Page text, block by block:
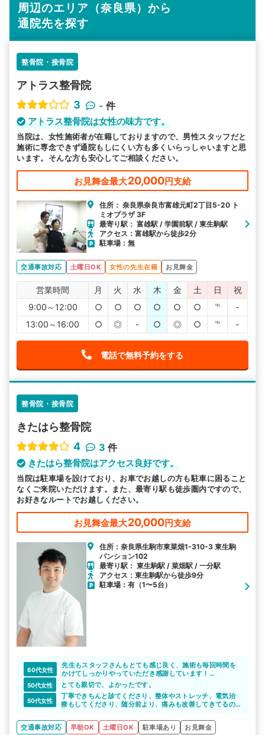
周辺のエリア（奈良県）から
通院先を探す
整骨院・接骨院
アトラス整骨院
3
- 件
アトラス整骨院は女性の味方です。
当院は、女性施術者が在籍しておりますので、男性スタッフだと
施術に専念できず通院もしにくい方も多くいらっしゃいますと思
います。そんな方も安心してご相談ください。
お見舞金最大20,000円支給
住所： 奈良県奈良市富雄元町2丁目5-20 ト
ミオプラザ 3F
最寄り駅： 富雄駅 / 学園前駅 / 東生駒駅
アクセス：富雄駅から徒歩2分
駐車場：無
交通事故対応 土曜日OK 女性の先生在籍 お見舞金
営業時間 月 火 水 木 金 土 日
祝
9:00～12:00
○ ○ ○ ○ ○ ○ ℡
-
13:00～16:00
○ ◎ - ○ ◎ ○ ℡ -
電話で無料予約をする
整骨院・接骨院
きたはら整骨院
4
3 件
きたはら整骨院はアクセス良好です。
当院は駐車場を設けており、お車でお越しの方も駐車に困ること
なくご来院いただけます。また、最寄り駅も徒歩圏内ですので、
お好きなルートでお越しください。
お見舞金最大20,000円支給
住所：奈良県生駒市東菜畑1-310-3 東生駒
パンション102
最寄り駅： 東生駒駅 / 菜畑駅 / 一分駅
アクセス：東生駒駅から徒歩9分
駐車場：有（1〜5台）
60代女性
先生もスタッフさんもとても感じ良く、施術も毎回時間を
かけてしっかりやっていただき感謝しています！
保険の期間が終わっても自費でもう少し通うつもりです。
50代女性 とても親切で、よかったです。
50代女性
丁寧できちんと診てくださり、整体やストレッチ、電気治
療もしてくださり、随分前より、痛みも改善してきてるの
交通事故対応
早朝OK 土曜日OK 駐車場あり お見舞金